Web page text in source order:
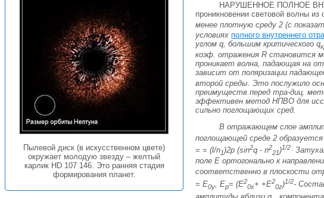
Пылевой диск (в искусственном цвете)
окружает молодую звезду – желтый
карлик HD 107 146. Это ранняя стадия
формирования планет.
НАРУШЕННОЕ ПОЛНОЕ
проникновении световой волны
менее плотную среду 2 (с
условиях полного внутреннего
углом q, большим критического q
коэф. отражения R становится
проникает волна, падающая на
зависит от поляризации
второй среды. Это послужило
преимуществ перед тра-диц.
эффективен метод НПВО для
сильно поглощающих сред.
В отражающем слое
поглощающей среде 2
= = (l/n1)2p (sin2q - n2
21)1/2·
поле E ортогонально к
соответственно в плоскости
= Е0у Ер= (E2
0x+ +E2
0z)1/2-